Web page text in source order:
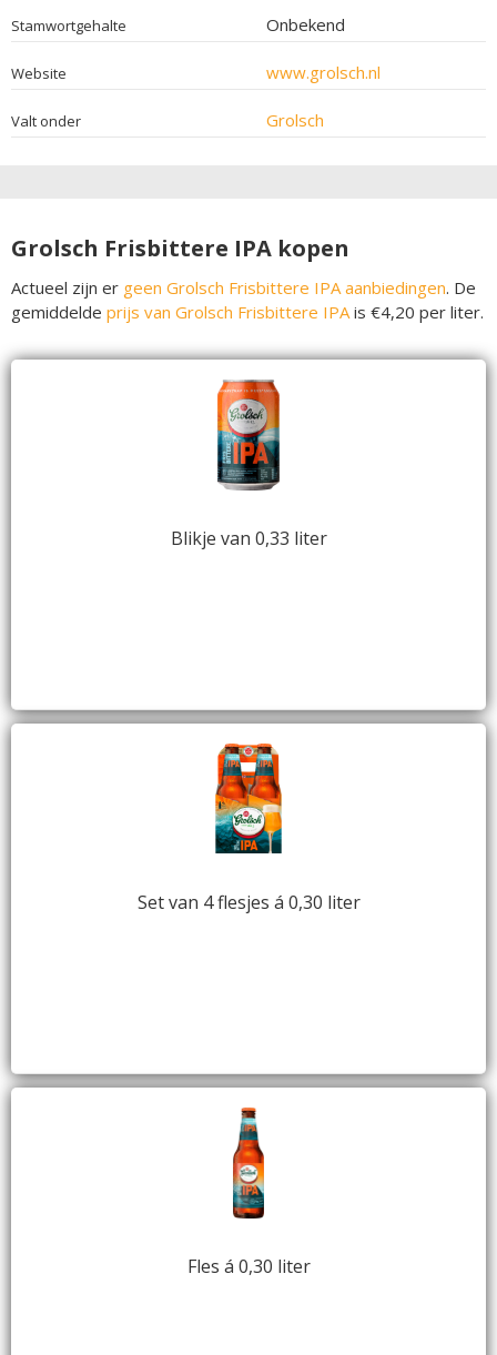
Stamwortgehalte Onbekend
Website www.grolsch.nl
Valt onder Grolsch
Grolsch Frisbittere IPA kopen
Actueel zijn er geen Grolsch Frisbittere IPA aanbiedingen. De
gemiddelde prijs van Grolsch Frisbittere IPA is €4,20 per liter.
Blikje van 0,33 liter
Set van 4 flesjes á 0,30 liter
Fles á 0,30 liter